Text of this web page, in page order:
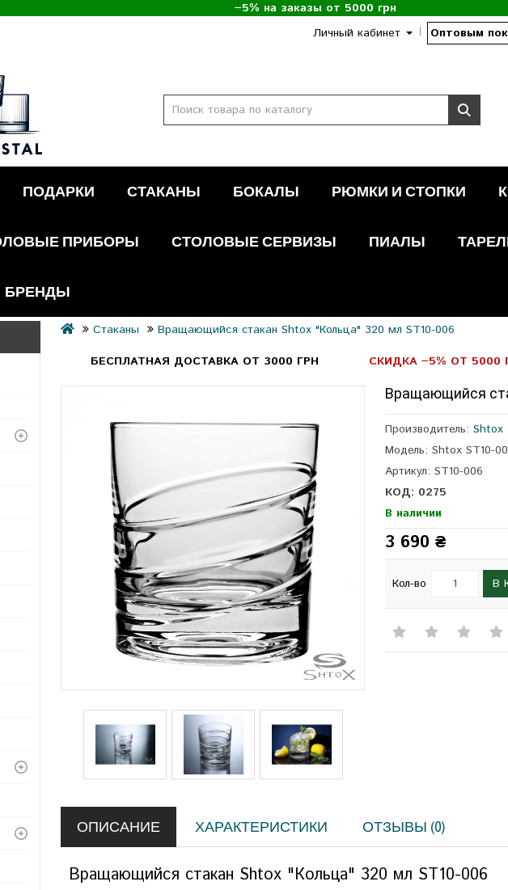
−5% на заказы от 5000 грн
Личный кабинет Оптовым
ПОДАРКИ СТАКАНЫ БОКАЛЫ РЮМКИ И СТОПКИ
ПРИБОРЫ СТОЛОВЫЕ СЕРВИЗЫ ПИАЛЫ
БРЕНДЫ
Стаканы
Вращающийся стакан Shtox "Кольца" 320 мл ST10-006
БЕСПЛАТНАЯ ДОСТАВКА ОТ 3000 ГРН
СКИДКА −5% ОТ 5000
Вращающийся
Производитель:Shtox
Модель: Shtox ST10-
Артикул: ST10-006
КОД: 0275
В наличии
3 690 ₴
Кол-во В
ОПИСАНИЕ ХАРАКТЕРИСТИКИ ОТЗЫВЫ (0)
Вращающийся стакан Shtox "Кольца" 320 мл ST10-006